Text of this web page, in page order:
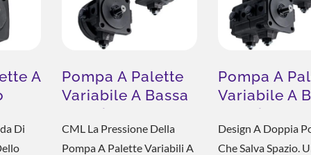
A
Di
Pompa A Palette
Variabile A Bassa
Pressione SF
CML La Pressione Della
Pompa A Palette Variabili A
Pompa A
Variabile A
Pressione DF
Design A Doppia
Che Salva Spazio.